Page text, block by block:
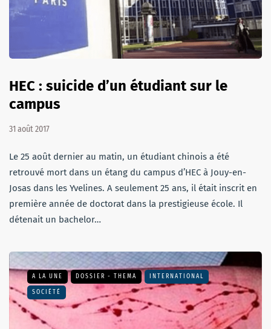
HEC : suicide d’un étudiant sur le
campus
31 août 2017
Le 25 août dernier au matin, un étudiant chinois a été
retrouvé mort dans un étang du campus d’HEC à Jouy-en-
Josas dans les Yvelines. A seulement 25 ans, il était inscrit en
première année de doctorat dans la prestigieuse école. Il
détenait un bachelor…
A LA UNE DOSSIER - THEMA INTERNATIONAL
SOCIÉTÉ